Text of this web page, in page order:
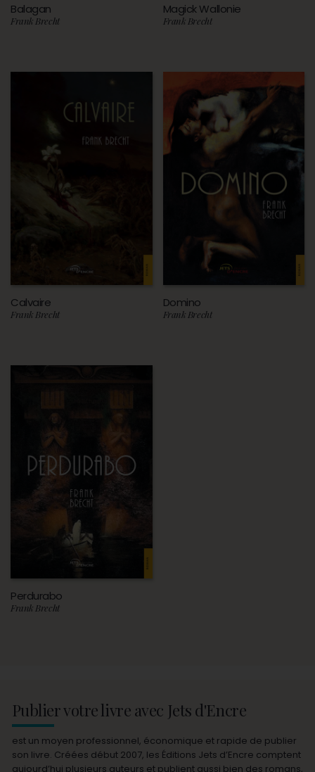
Balagan
Frank Brecht
Magick Wallonie
Frank Brecht
Calvaire
Frank Brecht
Domino
Frank Brecht
Perdurabo
Frank Brecht
Publier votre livre avec Jets d'Encre
est un moyen professionnel, économique et rapide de publier
son livre. Créées début 2007, les Éditions Jets d’Encre comptent
aujourd’hui plusieurs auteurs et publient aussi bien des romans,